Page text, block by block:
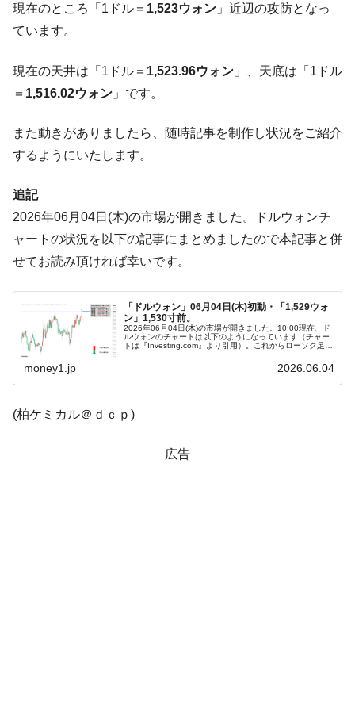
だ。
『Money1』
『Money1』
韓国･外為取引量「1日当たり1,214.4億ド
ル」まで拡大 ⇒ 海外資金の動きに強く左右される状態
い「50.5％」に上昇
『Money1』
韓国大統領府ボンクラ政策室長が告発され
断
『Money1』
韓国･警察職員が「丸刈りになって抗議活
動」
『Money1』
中国だけが鉄鋼輸出を異常増加させる ⇒ 中
国の過剰生産が世界を蝕む。
『Money1』
韓国製造業「半導体絶好調」のウラで他業
種は全般的「不調」⇒ PSIが示す現況は決して良くない。
『Money1』
【米韓激突案件】韓国消費者院が『クーパ
ン』1人当たり賠償10万ウォンを認定 ⇒ 総額3兆7,000億
「KDDX」1番艦、2032年竣工と公示
現在のところ「1ドル＝ 1,523ウォン 」近辺の攻防となっ
ています。
現在の天井は「1ドル＝ 1,523.96ウォン 」、天底は「1ドル
＝ 1,516.02ウォン 」です。
また動きがありましたら、随時記事を制作し状況をご紹介
するようにいたします。
追記
2026年06月04日(木)の市場が開きました。ドルウォンチ
ャートの状況を以下の記事にまとめましたので本記事と併
せてお読み頂ければ幸いです。
「ドルウォン」06月04日(木)初動・「1,529ウォ
ン」1,530寸前。
2026年06月04日(木)の市場が開きました。10:00現在、ド
ルウォンのチャートは以下のようになっています（チャー
トは『Investing.com』より引用）。これからローソク足の
money1.jp 2026.06.04
(柏ケミカル＠ｄｃｐ)
広告